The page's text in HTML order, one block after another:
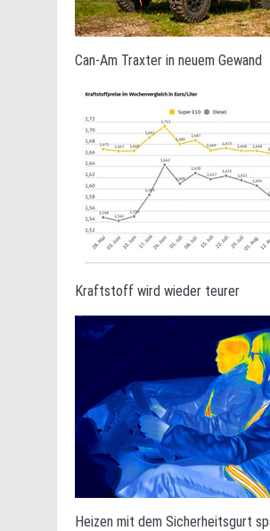
Can-Am Traxter in neuem Gewand
Kraftstoff wird wieder teurer
Heizen mit dem Sicherheitsgurt